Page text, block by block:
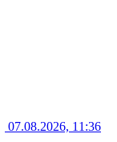
07.08.2026, 11:36